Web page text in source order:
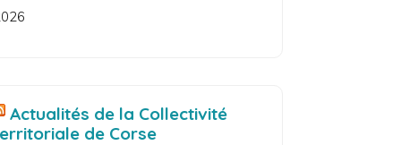
Actualités de la Collectivité
de Corse